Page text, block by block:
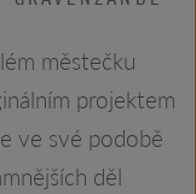
městečku
projektem
ve své podobě
děl